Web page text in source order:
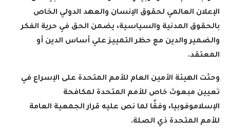
الإعلان العالمي لحقوق الإنسان والعهد الدولي الخاص
بالحقوق المدنية والسياسية، يضمن الحق في حرية الفكر
والضمير والدين مع حظر التمييز علي أساس الدين أو
المعتقد.
وحثت الهيئة الأمين العام للأمم المتحدة على الإسراع في
تعيين مبعوث خاص للأمم المتحدة لمكافحة
الإسلاموفوبيا، وفقًا لما نص عليه قرار الجمعية العامة
للأمم المتحدة ذي الصلة.